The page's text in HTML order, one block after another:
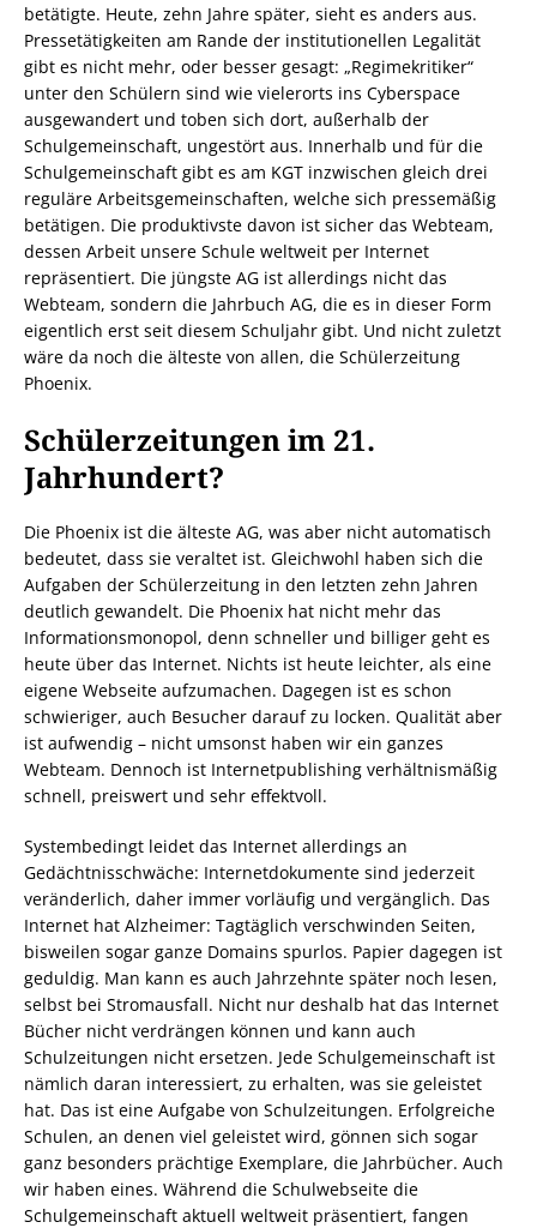
betätigte. Heute, zehn Jahre später, sieht es anders aus.
Pressetätigkeiten am Rande der institutionellen Legalität
gibt es nicht mehr, oder besser gesagt: „Regimekritiker“
unter den Schülern sind wie vielerorts ins Cyberspace
ausgewandert und toben sich dort, außerhalb der
Schulgemeinschaft, ungestört aus. Innerhalb und für die
Schulgemeinschaft gibt es am KGT inzwischen gleich drei
reguläre Arbeitsgemeinschaften, welche sich pressemäßig
betätigen. Die produktivste davon ist sicher das Webteam,
dessen Arbeit unsere Schule weltweit per Internet
repräsentiert. Die jüngste AG ist allerdings nicht das
Webteam, sondern die Jahrbuch AG, die es in dieser Form
eigentlich erst seit diesem Schuljahr gibt. Und nicht zuletzt
wäre da noch die älteste von allen, die Schülerzeitung
Phoenix.
Schülerzeitungen im 21.
Jahrhundert?
Die Phoenix ist die älteste AG, was aber nicht automatisch
bedeutet, dass sie veraltet ist. Gleichwohl haben sich die
Aufgaben der Schülerzeitung in den letzten zehn Jahren
deutlich gewandelt. Die Phoenix hat nicht mehr das
Informationsmonopol, denn schneller und billiger geht es
heute über das Internet. Nichts ist heute leichter, als eine
eigene Webseite aufzumachen. Dagegen ist es schon
schwieriger, auch Besucher darauf zu locken. Qualität aber
ist aufwendig – nicht umsonst haben wir ein ganzes
Webteam. Dennoch ist Internetpublishing verhältnismäßig
schnell, preiswert und sehr effektvoll.
Systembedingt leidet das Internet allerdings an
Gedächtnisschwäche: Internetdokumente sind jederzeit
veränderlich, daher immer vorläufig und vergänglich. Das
Internet hat Alzheimer: Tagtäglich verschwinden Seiten,
bisweilen sogar ganze Domains spurlos. Papier dagegen ist
geduldig. Man kann es auch Jahrzehnte später noch lesen,
selbst bei Stromausfall. Nicht nur deshalb hat das Internet
Bücher nicht verdrängen können und kann auch
Schulzeitungen nicht ersetzen. Jede Schulgemeinschaft ist
nämlich daran interessiert, zu erhalten, was sie geleistet
hat. Das ist eine Aufgabe von Schulzeitungen. Erfolgreiche
Schulen, an denen viel geleistet wird, gönnen sich sogar
ganz besonders prächtige Exemplare, die Jahrbücher. Auch
wir haben eines. Während die Schulwebseite die
Schulgemeinschaft aktuell weltweit präsentiert, fangen